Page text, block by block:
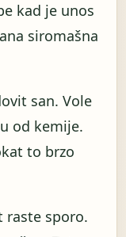
kad je unos
siromašna
san. Vole
od kemije.
to brzo
raste sporo.